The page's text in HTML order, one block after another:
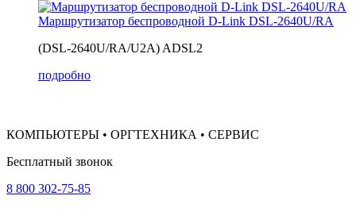
Маршрутизатор беспроводной D-Link DSL-2640U/RA
(DSL-2640U/RA/U2A) ADSL2
подробно
КОМПЬЮТЕРЫ • ОРГТЕХНИКА • СЕРВИС
Бесплатный звонок
8 800 302-75-85